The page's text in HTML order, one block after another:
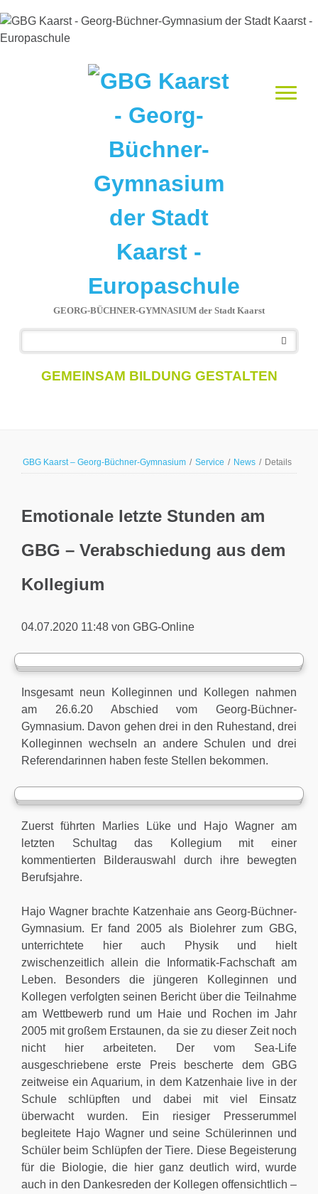
GEORG-BÜCHNER-GYMNASIUM der Stadt Kaarst
GEMEINSAM BILDUNG GESTALTEN
GBG Kaarst – Georg-Büchner-Gymnasium / Service / News / Details
Emotionale letzte Stunden am
GBG – Verabschiedung aus dem
Kollegium
04.07.2020 11:48von GBG-Online
Insgesamt neun Kolleginnen und Kollegen nahmen
am 26.6.20 Abschied vom Georg-Büchner-
Gymnasium. Davon gehen drei in den Ruhestand, drei
Kolleginnen wechseln an andere Schulen und drei
Referendarinnen haben feste Stellen bekommen.
Zuerst führten Marlies Lüke und Hajo Wagner am
letzten Schultag das Kollegium mit einer
kommentierten Bilderauswahl durch ihre bewegten
Berufsjahre.
Hajo Wagner brachte Katzenhaie ans Georg-Büchner-
Gymnasium. Er fand 2005 als Biolehrer zum GBG,
unterrichtete hier auch Physik und hielt
zwischenzeitlich allein die Informatik-Fachschaft am
Leben. Besonders die jüngeren Kolleginnen und
Kollegen verfolgten seinen Bericht über die Teilnahme
am Wettbewerb rund um Haie und Rochen im Jahr
2005 mit großem Erstaunen, da sie zu dieser Zeit noch
nicht hier arbeiteten. Der vom Sea-Life
ausgeschriebene erste Preis bescherte dem GBG
zeitweise ein Aquarium, in dem Katzenhaie live in der
Schule schlüpften und dabei mit viel Einsatz
überwacht wurden. Ein riesiger Presserummel
begleitete Hajo Wagner und seine Schülerinnen und
Schüler beim Schlüpfen der Tiere. Diese Begeisterung
für die Biologie, die hier ganz deutlich wird, wurde
auch in den Dankesreden der Kollegen offensichtlich –